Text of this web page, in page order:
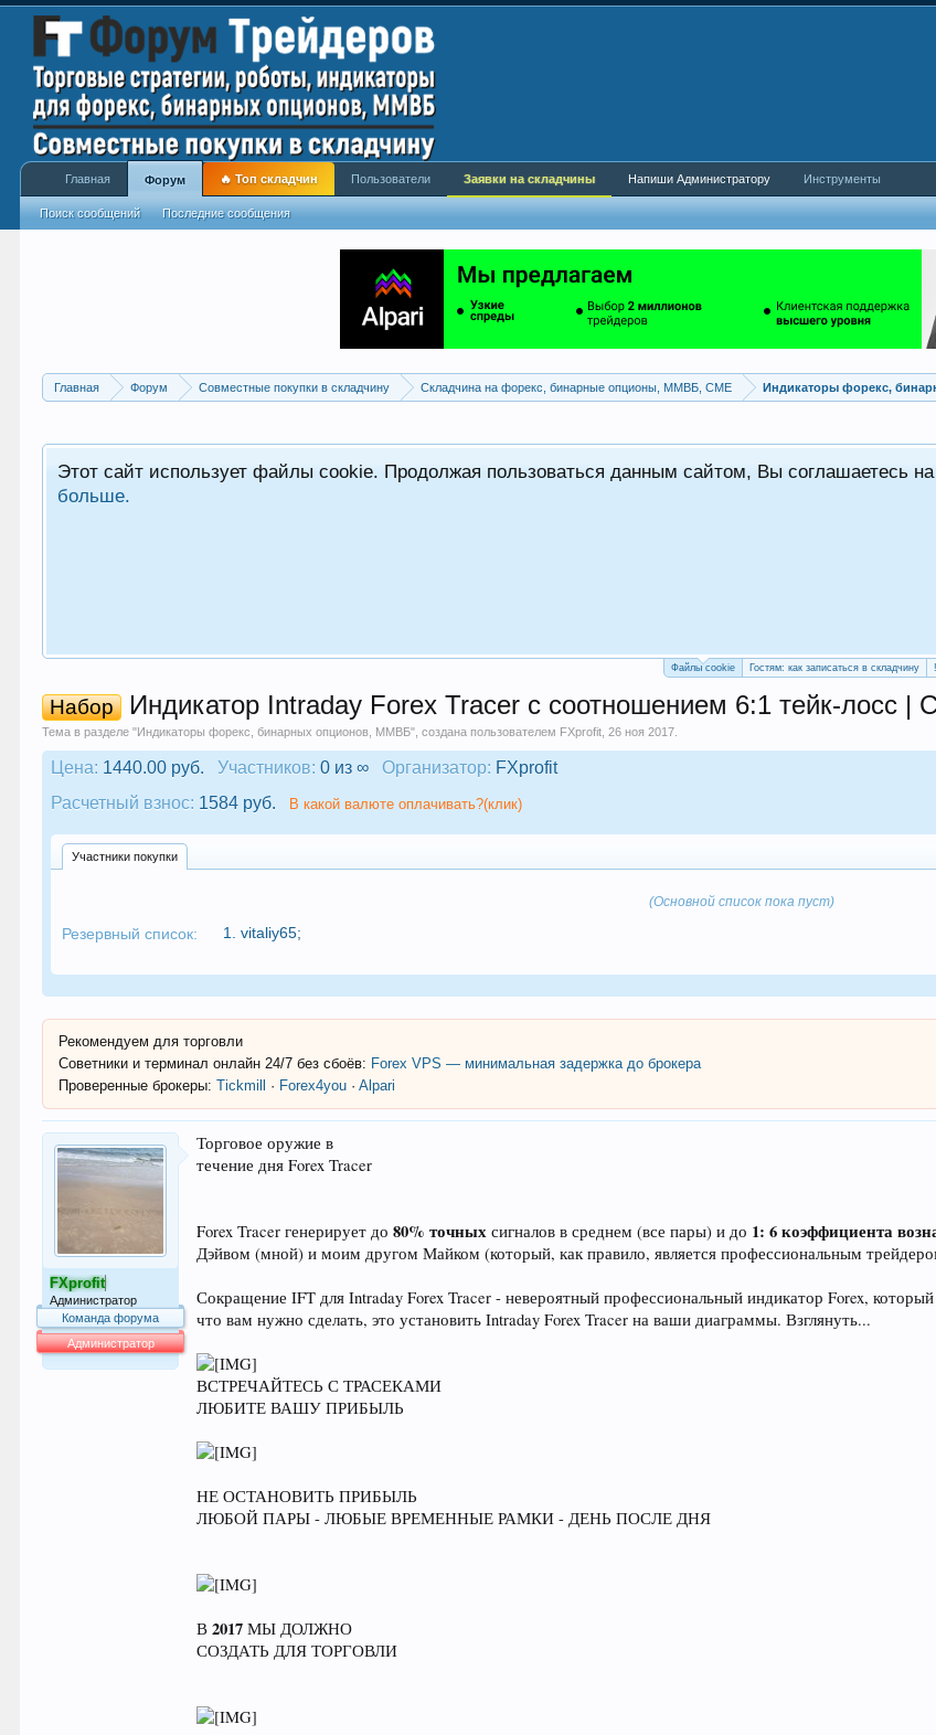
Главная Форум Совместные покупки в складчину Складчина на форекс, бинарные опционы, ММВБ, CME Индикаторы форекс,
Этот сайт использует файлы cookie. Продолжая пользоваться данным сайтом, Вы соглашаетесь
больше.
Файлы cookie Гостям: как записаться в складчину
Набор Индикатор Intraday Forex Tracer с соотношением 6:1 тейк-лосс |
Тема в разделе "Индикаторы форекс, бинарных опционов, ММВБ", создана пользователем FXprofit ,26 ноя 2017
Цена: 1440.00 руб. Участников: 0 из ∞ Организатор: FXprofit
Расчетный взнос: 1584 руб. В какой валюте оплачивать?(клик)
Участники покупки
(Основной список пока пуст)
Резервный список: 1.vitaliy65;
Рекомендуем для торговли
Советники и терминал онлайн 24/7 без сбоёв: Forex VPS — минимальная задержка до брокера
Проверенные брокеры: Tickmill · Forex4you ·Alpari
FXprofit
Администратор
Команда форума
Администратор
Торговое оружие в
течение дня Forex Tracer
Forex Tracer генерирует до80% точных сигналов в среднем (все пары) и до 1: 6 коэффициента
Дэйвом (мной) и моим другом Майком (который, как правило, является профессиональным
Сокращение IFT для Intraday Forex Tracer - невероятный профессиональный индикатор Forex,
что вам нужно сделать, это установить Intraday Forex Tracer на ваши диаграммы. Взглянуть...
ВСТРЕЧАЙТЕСЬ С ТРАСЕКАМИ
ЛЮБИТЕ ВАШУ ПРИБЫЛЬ
НЕ ОСТАНОВИТЬ ПРИБЫЛЬ
ЛЮБОЙ ПАРЫ - ЛЮБЫЕ ВРЕМЕННЫЕ РАМКИ - ДЕНЬ ПОСЛЕ ДНЯ
В2017МЫ ДОЛЖНО
СОЗДАТЬ ДЛЯ ТОРГОВЛИ
Главная Форум
Поиск сообщений Последние сообщения
🔥 Топ складчин Пользователи Заявки на складчины Напиши Администратору Инструменты